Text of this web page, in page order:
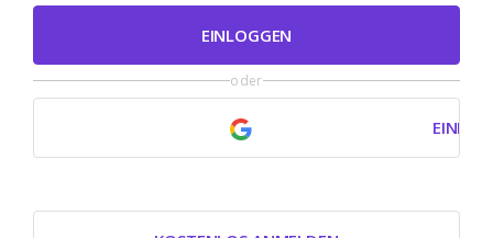
EINLOGGEN
oder